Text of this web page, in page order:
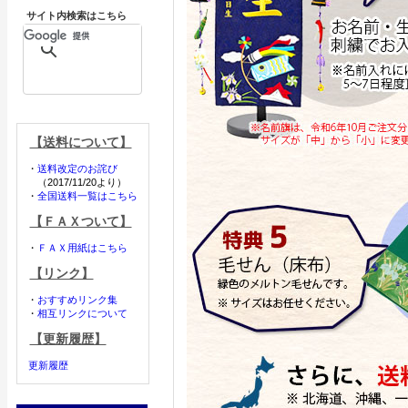
サイト内検索はこちら
【送料について】
・ 送料改定のお詫び
（2017/11/20より）
・ 全国送料一覧はこちら
【ＦＡＸついて】
・ ＦＡＸ用紙はこちら
【リンク】
・ おすすめリンク集
・ 相互リンクについて
【更新履歴】
更新履歴